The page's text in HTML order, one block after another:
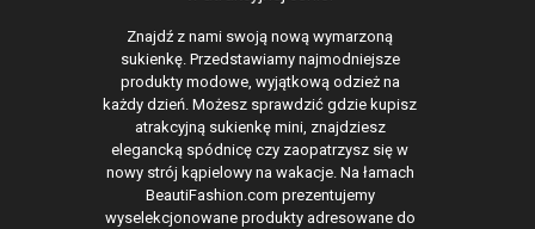
Znajdź z nami swoją nową wymarzoną
sukienkę. Przedstawiamy najmodniejsze
produkty modowe, wyjątkową odzież na
każdy dzień. Możesz sprawdzić gdzie kupisz
atrakcyjną sukienkę mini, znajdziesz
elegancką spódnicę czy zaopatrzysz się w
nowy strój kąpielowy na wakacje. Na łamach
BeautiFashion.com prezentujemy
wyselekcjonowane produkty adresowane do